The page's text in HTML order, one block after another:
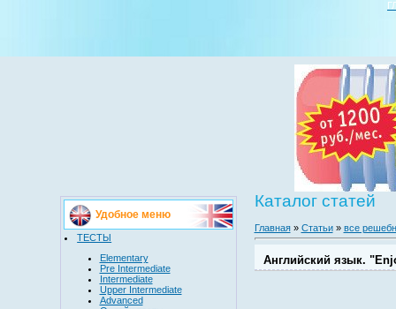
Удобное меню
ТЕСТЫ
Elementary
Pre Intermediate
Intermediate
Upper Intermediate
Advanced
Каталог статей
Главная» Статьи» все
Английский язык.